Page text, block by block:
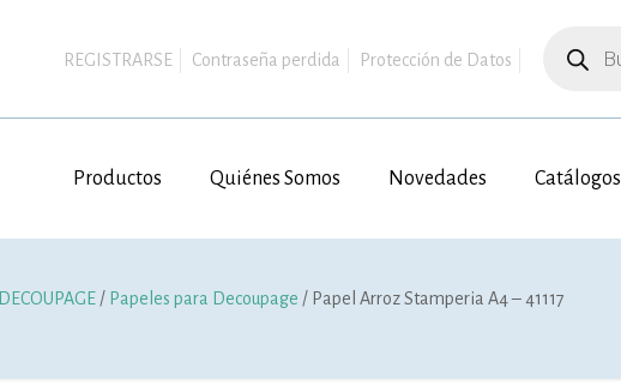
REGISTRARSE Contraseña perdida Protección de Datos
productos
Productos Quiénes Somos Novedades Catálogos
DECOUPAGE / Papeles para Decoupage / Papel Arroz Stamperia A4 – 41117